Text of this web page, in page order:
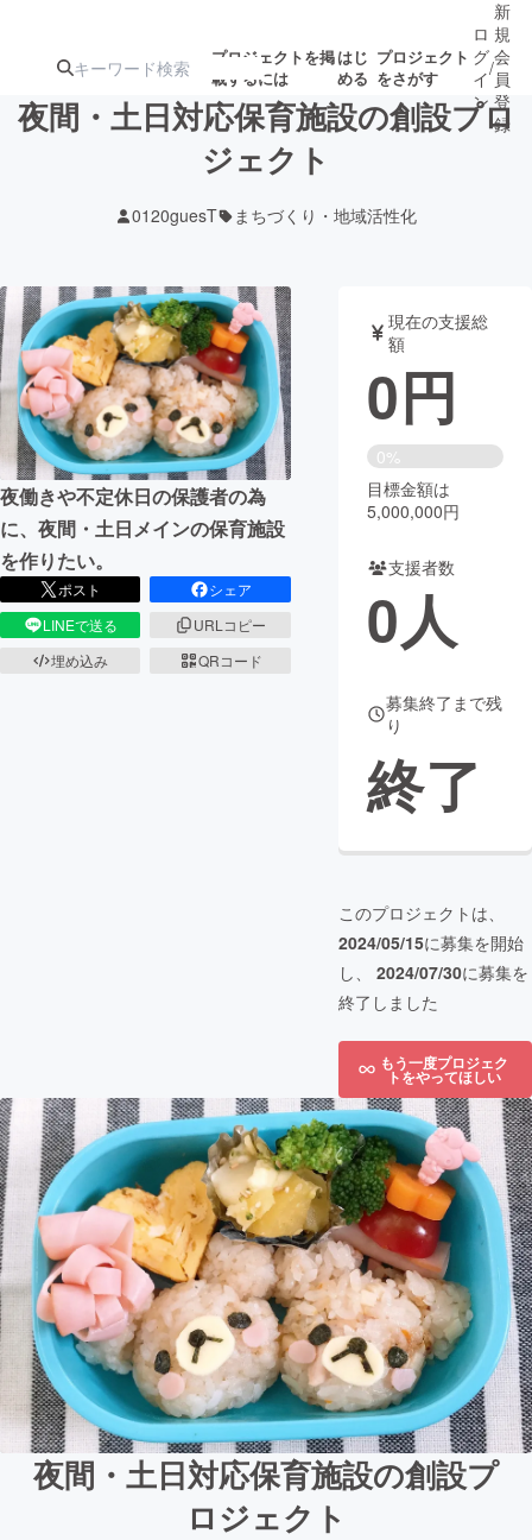
プロジェクトを掲
載するには
はじ
める
プロジェクト
をさがす
ターン
ジェクト
募集終了が近いプ
ロジェクト
アート・写真 音楽
テクノロジー・ガジェット ゲーム・サ
映像・映画 書籍・雑誌
ビジネス・起業 チャレンジ
まちづくり・地域活性化
CAMPFIRE for Social Good
CAMPFIRE Creation
ロ
グ
イ
ン
/
新
規
会
員
登
録
夜間・土日対応保育施設の創設プロ
ジェクト
0120guesT まちづくり・地域活性化
夜働きや不定休日の保護者の為
に、夜間・土日メインの保育施設
を作りたい。
ポスト
シェア
LINEで送る
URLコピー
埋め込み
QRコード
現在の支援総
額
0円
0%
目標金額は
5,000,000円
支援者数
0人
募集終了まで残
り
終了
このプロジェクトは、
2024/05/15に募集を開始
し、 2024/07/30に募集を
終了しました
もう一度プロジェク
トをやってほしい
夜間・土日対応保育施設の創設プ
ロジェクト